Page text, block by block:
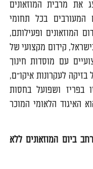
את מרבית המוזאונים
מעל ל-1600 חברים המעורבים בכל תחומי
המוזאונים ופעילותם,
קידום מקצועי של
עם מוסדות חינוך
לעקרונות איקו"ם,
בפריז ושפועל בחסות
האיגוד הלאומי המוכר
ביום המוזאונים ללא